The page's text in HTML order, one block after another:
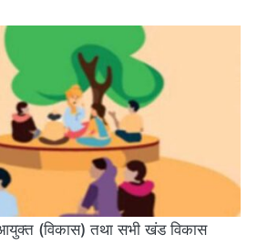
(विकास) तथा सभी खंड विकास